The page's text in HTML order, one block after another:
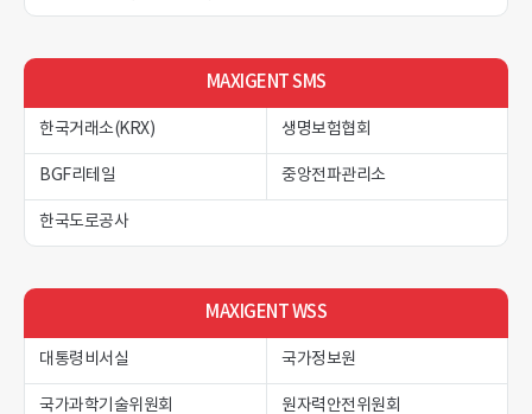
MAXIGENT SMS
한국거래소(KRX) 생명보험협회
BGF리테일 중앙전파관리소
한국도로공사
MAXIGENT WSS
대통령비서실 국가정보원
국가과학기술위원회 원자력안전위원회